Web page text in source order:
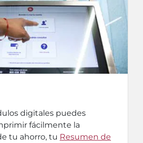
digitales puedes
fácilmente la
tu ahorro, tu Resumen de